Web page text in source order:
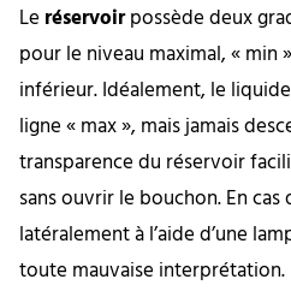
Le réservoirpossède deux
pour le niveau maximal, « min
inférieur. Idéalement, le
ligne « max », mais jamais
transparence du réservoir
sans ouvrir le bouchon. En
latéralement à l’aide d’une
toute mauvaise interprétation.